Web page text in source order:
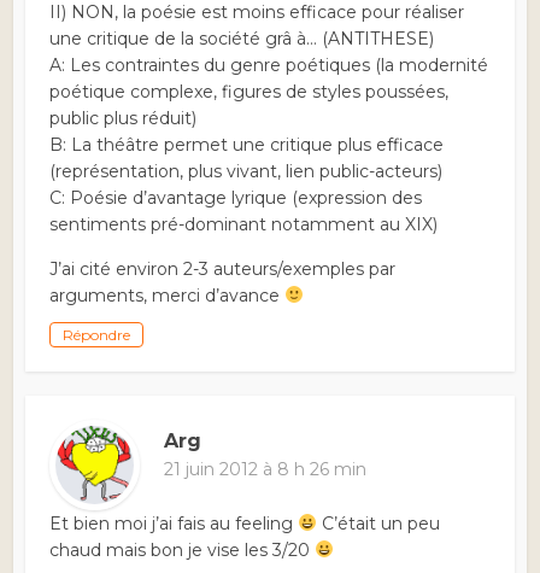
II) NON, la poésie est moins efficace pour réaliser
une critique de la société grâ à… (ANTITHESE)
A: Les contraintes du genre poétiques (la modernité
poétique complexe, figures de styles poussées,
public plus réduit)
B: La théâtre permet une critique plus efficace
(représentation, plus vivant, lien public-acteurs)
C: Poésie d’avantage lyrique (expression des
sentiments pré-dominant notamment au XIX)
J’ai cité environ 2-3 auteurs/exemples par
arguments, merci d’avance
Répondre
Arg
21 juin 2012 à 8 h 26 min
Et bien moi j’ai fais au feeling
C’était un peu
chaud mais bon je vise les 3/20